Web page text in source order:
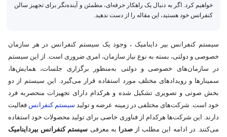
خواهیم کرد. اگر به دنبال یک راهکار حرفه‌ای، مطمئن و آینده‌نگر برای تجهیز سالن
کنفرانس خود هستید، این مقاله را از دست ندهید.
سیستم کنفرانس بیر داینامیک ، وجود یک سیستم کنفرانس در هر سازمان
خصوصی و دولتی، بسته به نوع نیاز سازمان، امری ضروری است. از این سیستم
در سازمان‌های خصوصی و دولتی به‌منظور برگزاری جلسات، همایش‌ها،
سمینارها و رویدادهای مختلف مورد استفاده قرار می‌گیرد. این سیستم از دو
بخش صوتی و تصویری تشکیل شده و هرکدام دارای تجهیزات منحصربه فرد
خود است. شرکت‌های مختلفی در زمینه عرضه و تولید سیستم‌ کنفرانس فعالیت
دارند. این شرکت‌ها هرکدام از فناوری خاصی برای تولید محصولات خود استفاده
می‌کنند. در ادامه این مطلب از صدرا به معرفی سیستم کنفرانس بیرداینامیک